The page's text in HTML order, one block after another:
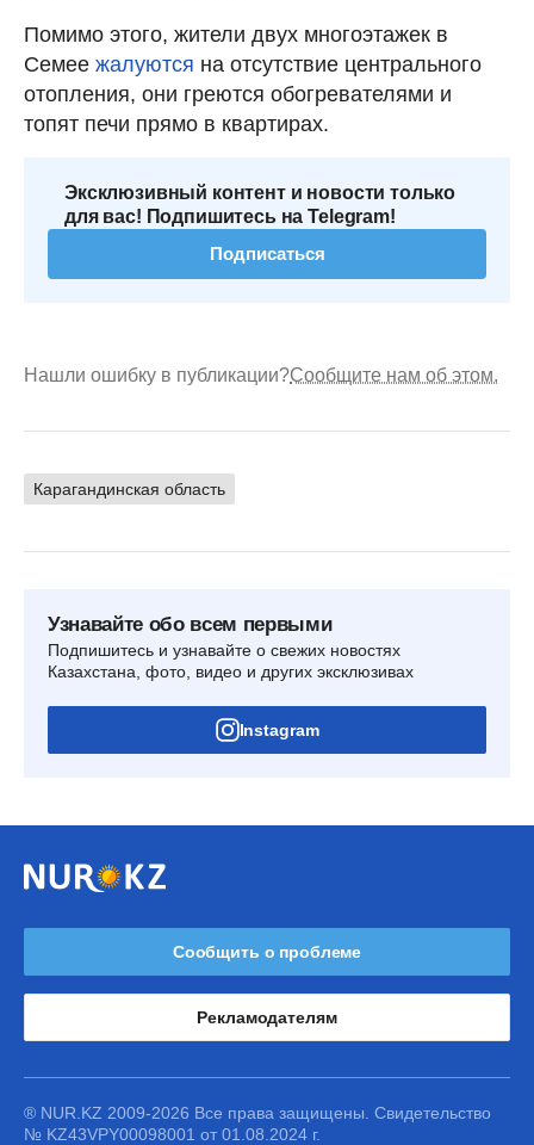
Помимо этого, жители двух многоэтажек в
Семее жалуются на отсутствие центрального
отопления, они греются обогревателями и
топят печи прямо в квартирах.
Эксклюзивный контент и новости только
для вас! Подпишитесь на Telegram!
Подписаться
Нашли ошибку в публикации?Сообщите нам об этом.
Карагандинская область
Узнавайте обо всем первыми
Подпишитесь и узнавайте о свежих новостях
Казахстана, фото, видео и других эксклюзивах
Instagram
Сообщить о проблеме
Рекламодателям
® NUR.KZ 2009-2026 Все права защищены. Свидетельство
№ KZ43VPY00098001 от 01.08.2024 г.